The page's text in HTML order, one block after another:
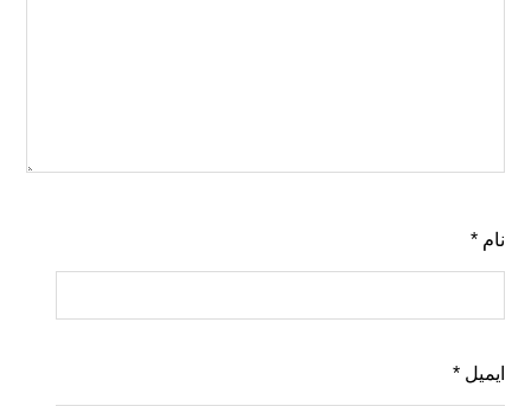
نام*
ایمیل*